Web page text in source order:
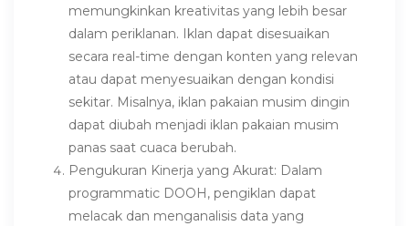
memungkinkan kreativitas yang lebih besar
dalam periklanan. Iklan dapat disesuaikan
secara real-time dengan konten yang relevan
atau dapat menyesuaikan dengan kondisi
sekitar. Misalnya, iklan pakaian musim dingin
dapat diubah menjadi iklan pakaian musim
panas saat cuaca berubah.
Pengukuran Kinerja yang Akurat: Dalam
programmatic DOOH, pengiklan dapat
melacak dan menganalisis data yang